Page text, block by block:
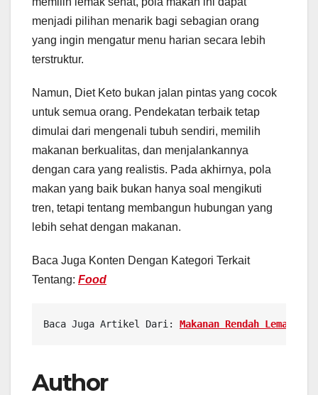
menjadi pilihan menarik bagi sebagian orang
yang ingin mengatur menu harian secara lebih
terstruktur.
Namun, Diet Keto bukan jalan pintas yang cocok
untuk semua orang. Pendekatan terbaik tetap
dimulai dari mengenali tubuh sendiri, memilih
makanan berkualitas, dan menjalankannya
dengan cara yang realistis. Pada akhirnya, pola
makan yang baik bukan hanya soal mengikuti
tren, tetapi tentang membangun hubungan yang
lebih sehat dengan makanan.
Baca Juga Konten Dengan Kategori Terkait
Tentang: Food
Baca Juga Artikel Dari: Makanan Rendah Lemak
Author